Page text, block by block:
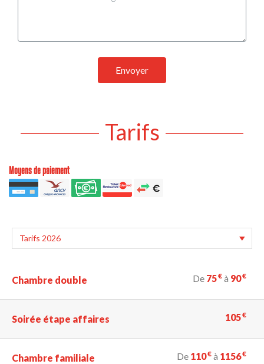
Envoyer
Tarifs
Moyens de paiement
Chambre double De 75€ à 90€
Soirée étape affaires 105€
Chambre familiale De 110€ à 1156€